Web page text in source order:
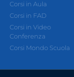
Corsi in Aula
Corsi in FAD
Corsi in Video
Conferenza
Corsi Mondo Scuola